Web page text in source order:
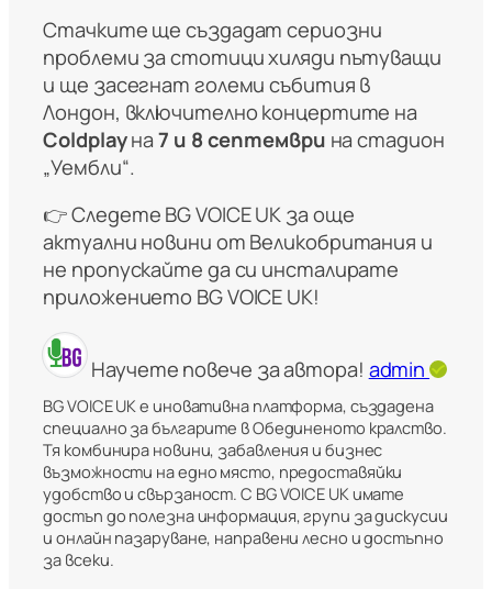
Стачките ще създадат сериозни
проблеми за стотици хиляди пътуващи
и ще засегнат големи събития в
Лондон, включително концертите на
Coldplayна7 и 8 септември на стадион
„Уембли“.
👉 Следете BG VOICE UK за още
актуални новини от Великобритания и
не пропускайте да си инсталирате
приложението BG VOICE UK!
Научете повече за автора! admin
BG VOICE UK е иновативна платформа, създадена
специално за българите в Обединеното кралство.
Тя комбинира новини, забавления и бизнес
възможности на едно място, предоставяйки
удобство и свързаност. С BG VOICE UK имате
достъп до полезна информация, групи за дискусии
и онлайн пазаруване, направени лесно и достъпно
за всеки.